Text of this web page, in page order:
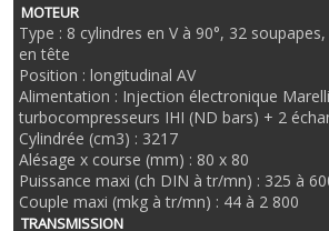
MOTEUR
Type : 8 cylindres en V à 90°, 32
en tête
Position : longitudinal AV
Alimentation : Injection électronique
turbocompresseurs IHI (ND bars) + 2
Cylindrée (cm3) : 3217
Alésage x course (mm) : 80 x 80
Puissance maxi (ch DIN à tr/mn) : 325 à
Couple maxi (mkg à tr/mn) : 44 à 2 800
TRANSMISSION